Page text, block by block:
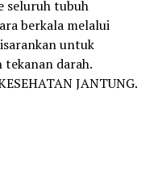
seluruh tubuh
berkala melalui
untuk
darah.
JANTUNG.